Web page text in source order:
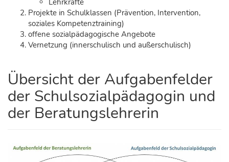
Lehrkräfte
Projekte in Schulklassen (Prävention, Intervention,
soziales Kompetenztraining)
offene sozialpädagogische Angebote
Vernetzung (innerschulisch und außerschulisch)
Übersicht der Aufgabenfelder
der Schulsozialpädagogin und
der Beratungslehrerin